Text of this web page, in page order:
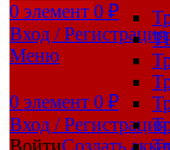
0 элемент 0 ₽
Вход / Регистрация
Меню
0 элемент 0 ₽
Вход / Регистрация
ВойтиСоздать